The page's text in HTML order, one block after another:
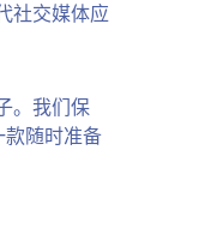
社交媒体应
。我们保
款随时准备